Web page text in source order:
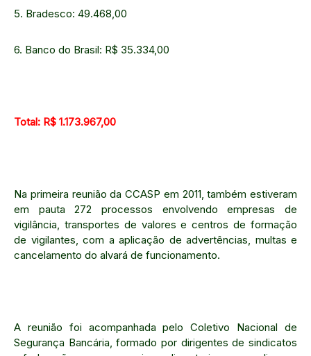
5. Bradesco: 49.468,00
6. Banco do Brasil: R$ 35.334,00
Total: R$ 1.173.967,00
Na primeira reunião da CCASP em 2011, também estiveram
em pauta 272 processos envolvendo empresas de
vigilância, transportes de valores e centros de formação
de vigilantes, com a aplicação de advertências, multas e
cancelamento do alvará de funcionamento.
A reunião foi acompanhada pelo Coletivo Nacional de
Segurança Bancária, formado por dirigentes de sindicatos